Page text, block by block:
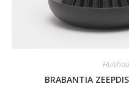
BRABANTIA